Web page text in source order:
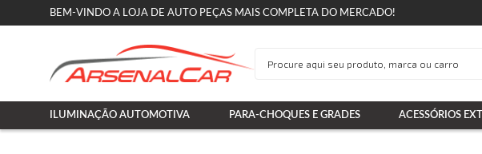
BEM-VINDO A LOJA DE AUTO PEÇAS MAIS COMPLETA DO MERCADO!
ILUMINAÇÃO AUTOMOTIVA PARA-CHOQUES E GRADES ACESSÓRIOS